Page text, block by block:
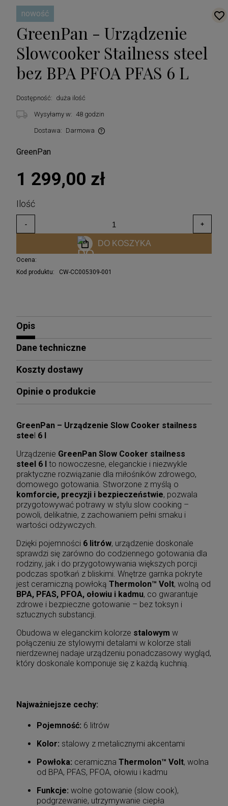
nowość
GreenPan - Urządzenie
Slowcooker Stailness steel
bez BPA PFOA PFAS 6 L
Dostępność: duża ilość
Wysyłamy w: 48 godzin
Dostawa: Darmowa
GreenPan
1 299,00 zł
DO KOSZYKA
Ocena:
Kod produktu:
CW-CC005309-001
Opis
Dane techniczne
Koszty dostawy
Opinie o produkcie
GreenPan – Urządzenie Slow Cooker stailness
steel 6 l
Urządzenie GreenPan Slow Cooker stailness
steel 6 l to nowoczesne, eleganckie i niezwykle
praktyczne rozwiązanie dla miłośników zdrowego,
domowego gotowania. Stworzone z myślą o
komforcie, precyzji i bezpieczeństwie, pozwala
przygotowywać potrawy w stylu slow cooking –
powoli, delikatnie, z zachowaniem pełni smaku i
wartości odżywczych.
Dzięki pojemności 6 litrów, urządzenie doskonale
sprawdzi się zarówno do codziennego gotowania dla
rodziny, jak i do przygotowywania większych porcji
podczas spotkań z bliskimi. Wnętrze garnka pokryte
jest ceramiczną powłoką Thermolon™ Volt, wolną od
BPA, PFAS, PFOA, ołowiu i kadmu, co gwarantuje
zdrowe i bezpieczne gotowanie – bez toksyn i
sztucznych substancji.
Obudowa w eleganckim kolorze stalowym w
połączeniu ze stylowymi detalami w kolorze stali
nierdzewnej nadaje urządzeniu ponadczasowy wygląd,
który doskonale komponuje się z każdą kuchnią.
Najważniejsze cechy:
Pojemność: 6 litrów
Kolor: stalowy z metalicznymi akcentami
Powłoka: ceramiczna Thermolon™ Volt, wolna
od BPA, PFAS, PFOA, ołowiu i kadmu
Funkcje: wolne gotowanie (slow cook),
podgrzewanie, utrzymywanie ciepła